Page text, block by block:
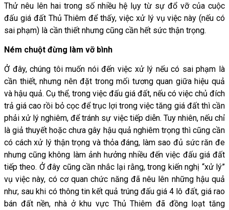
Thử nêu lên hai trong số nhiều hệ lụy từ sự đổ vỡ của cuộc
đấu giá đất Thủ Thiêm để thấy, việc xử lý vụ việc này (nếu có
sai phạm) là cần thiết nhưng cũng cần hết sức thận trọng.
Ném chuột đừng làm vỡ bình
Ở đây, chúng tôi muốn nói đến việc xử lý nếu có sai phạm là
cần thiết, nhưng nên đặt trong mối tương quan giữa hiệu quả
và hậu quả. Cụ thể, trong việc đấu giá đất, nếu có việc chủ đích
trả giá cao rồi bỏ cọc để trục lợi trong việc tăng giá đất thì cần
phải xử lý nghiêm, để tránh sự việc tiếp diễn. Tuy nhiên, nếu chỉ
là giả thuyết hoặc chưa gây hậu quả nghiêm trọng thì cũng cần
có cách xử lý thận trọng và thỏa đáng, làm sao đủ sức răn đe
nhưng cũng không làm ảnh hưởng nhiều đến việc đấu giá đất
tiếp theo. Ở đây cũng cần nhắc lại rằng, trong kiến nghị “xử lý”
vụ việc này, có cơ quan chức năng đã nêu lên những hậu quả
như, sau khi có thông tin kết quả trúng đấu giá 4 lô đất, giá rao
bán đất nền, nhà ở khu vực Thủ Thiêm đã đồng loạt tăng